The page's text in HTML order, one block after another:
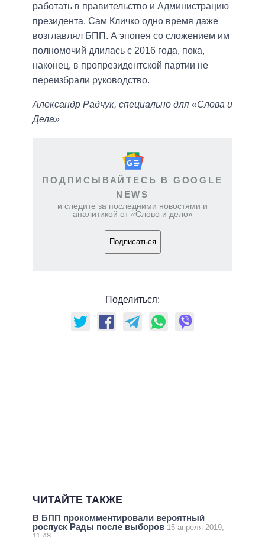
работать в правительство и Администрацию
президента. Сам Кличко одно время даже
возглавлял БПП. А эпопея со сложением им
полномочий длилась с 2016 года, пока,
наконец, в пропрезидентской партии не
переизбрали руководство.
Александр Радчук, специально для «Слова и
Дела»
ПОДПИСЫВАЙТЕСЬ В GOOGLE
NEWS
и следите за последними новостями и
аналитикой от «Слово и дело»
Подписаться
Поделиться:
ЧИТАЙТЕ ТАКЖЕ
В БПП прокомментировали вероятный
роспуск Рады после выборов 15 апреля 2019,